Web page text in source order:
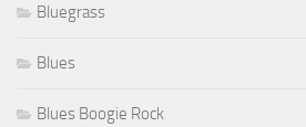
Bluegrass
Blues
Blues Boogie Rock